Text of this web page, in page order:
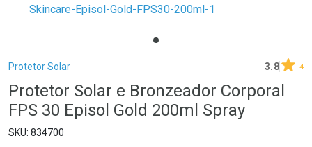
Ir direto para o menu
Breadcrumb
Protetor Solar 3.8 4
Protetor Solar e Bronzeador Corporal
FPS 30 Episol Gold 200ml Spray
834700